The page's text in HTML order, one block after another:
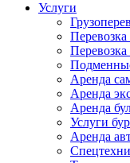
Услуги
Перевозка
Аренда
Аренда
Аренда
Услуги
Аренда